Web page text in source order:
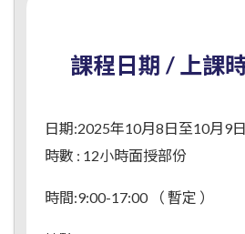
課程日期 / 上課
日期:2025年10月8日至10月9
時數 : 12小時面授部份
時間:9:00-17:00 （ 暫定 ）